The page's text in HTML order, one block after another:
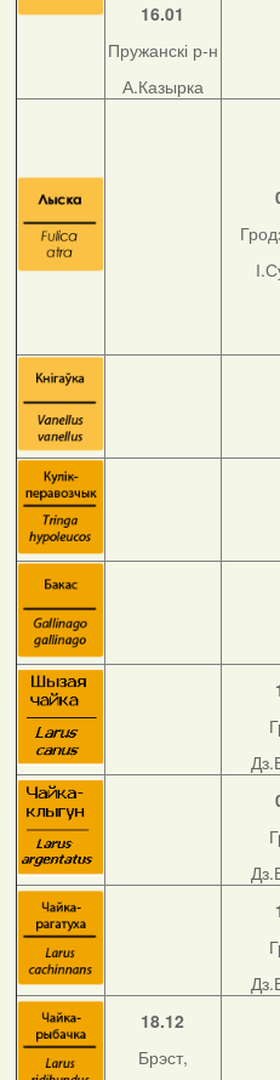
16.01
Пружанскі р-н
А.Казырка
18.12
Брэст,